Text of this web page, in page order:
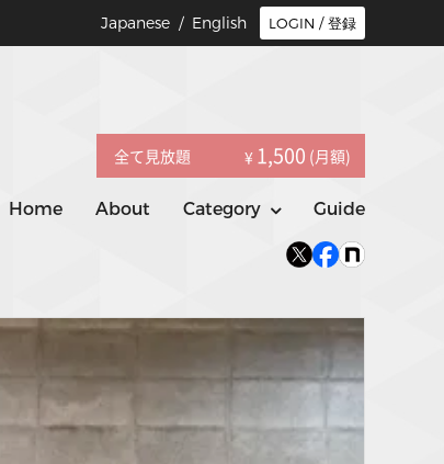
LOGIN / 登録
Japanese / English
全て見放題 ¥ 1,500 (月額)
Home About Category Guide